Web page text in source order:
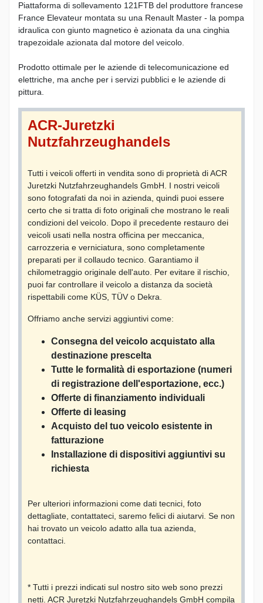
Piattaforma di sollevamento 121FTB del produttore francese
France Elevateur montata su una Renault Master - la pompa
idraulica con giunto magnetico è azionata da una cinghia
trapezoidale azionata dal motore del veicolo.
Prodotto ottimale per le aziende di telecomunicazione ed
elettriche, ma anche per i servizi pubblici e le aziende di
pittura.
ACR-Juretzki
Nutzfahrzeughandels
Tutti i veicoli offerti in vendita sono di proprietà di ACR
Juretzki Nutzfahrzeughandels GmbH. I nostri veicoli
sono fotografati da noi in azienda, quindi puoi essere
certo che si tratta di foto originali che mostrano le reali
condizioni del veicolo. Dopo il precedente restauro dei
veicoli usati nella nostra officina per meccanica,
carrozzeria e verniciatura, sono completamente
preparati per il collaudo tecnico. Garantiamo il
chilometraggio originale dell'auto. Per evitare il rischio,
puoi far controllare il veicolo a distanza da società
rispettabili come KÜS, TÜV o Dekra.
Offriamo anche servizi aggiuntivi come:
Consegna del veicolo acquistato alla
destinazione prescelta
Tutte le formalità di esportazione (numeri
di registrazione dell'esportazione, ecc.)
Offerte di finanziamento individuali
Offerte di leasing
Acquisto del tuo veicolo esistente in
fatturazione
Installazione di dispositivi aggiuntivi su
richiesta
Per ulteriori informazioni come dati tecnici, foto
dettagliate, contattateci, saremo felici di aiutarvi. Se non
hai trovato un veicolo adatto alla tua azienda,
contattaci.
* Tutti i prezzi indicati sul nostro sito web sono prezzi
netti. ACR Juretzki Nutzfahrzeughandels GmbH compila